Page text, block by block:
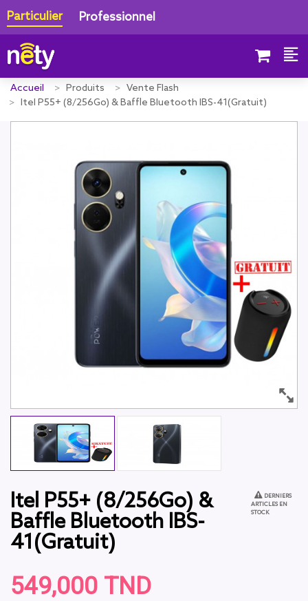
Particulier Professionnel
Accueil Produits
Vente Flash
Itel P55+ (8/256Go) & Baffle Bluetooth IBS-41(Gratuit)
Itel P55+ (8/256Go) &
Baffle Bluetooth IBS-
41(Gratuit)
549,000 TND
DERNIERS
ARTICLES EN
STOCK